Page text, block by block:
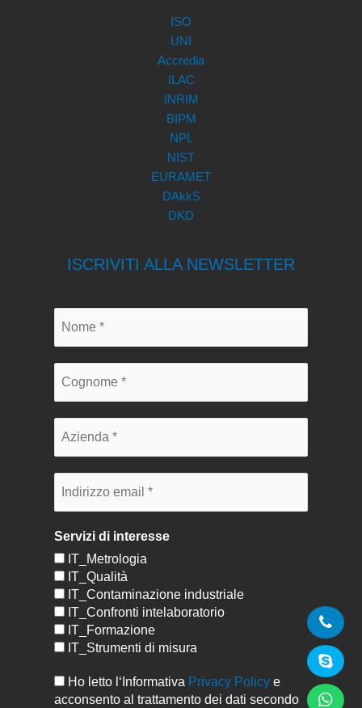
ISO
UNI
Accredia
ILAC
INRIM
BIPM
NPL
NIST
EURAMET
DAkkS
DKD
ISCRIVITI ALLA NEWSLETTER
Servizi di interesse
IT_Metrologia
IT_Qualità
IT_Contaminazione industriale
IT_Confronti intelaboratorio
IT_Formazione
IT_Strumenti di misura
Ho letto l‘Informativa Privacy Policy e
acconsento al trattamento dei dati secondo